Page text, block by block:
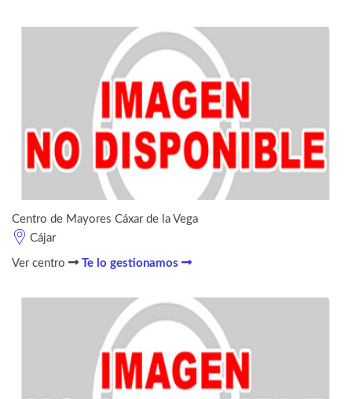
Centro de Mayores Cáxar de la Vega
Cájar
Ver centro Te lo gestionamos